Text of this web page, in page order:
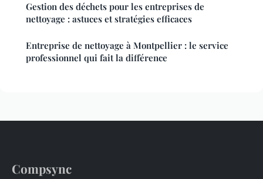
Gestion des déchets pour les entreprises de
nettoyage : astuces et stratégies efficaces
Entreprise de nettoyage à Montpellier : le service
professionnel qui fait la différence
Compsync